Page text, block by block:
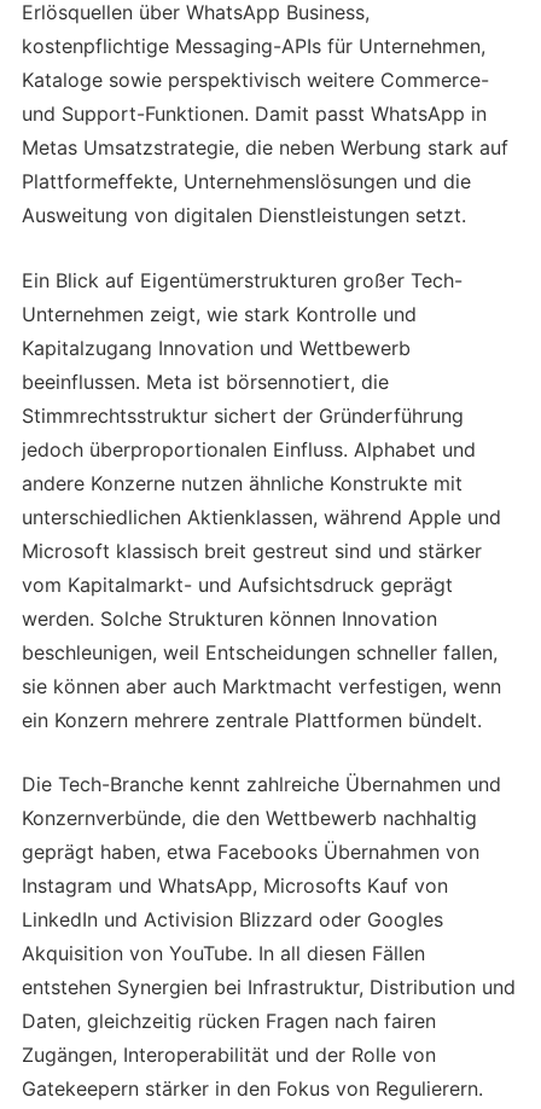
Erlösquellen über WhatsApp Business,
kostenpflichtige Messaging-APIs für Unternehmen,
Kataloge sowie perspektivisch weitere Commerce-
und Support-Funktionen. Damit passt WhatsApp in
Metas Umsatzstrategie, die neben Werbung stark auf
Plattformeffekte, Unternehmenslösungen und die
Ausweitung von digitalen Dienstleistungen setzt.
Ein Blick auf Eigentümerstrukturen großer Tech-
Unternehmen zeigt, wie stark Kontrolle und
Kapitalzugang Innovation und Wettbewerb
beeinflussen. Meta ist börsennotiert, die
Stimmrechtsstruktur sichert der Gründerführung
jedoch überproportionalen Einfluss. Alphabet und
andere Konzerne nutzen ähnliche Konstrukte mit
unterschiedlichen Aktienklassen, während Apple und
Microsoft klassisch breit gestreut sind und stärker
vom Kapitalmarkt- und Aufsichtsdruck geprägt
werden. Solche Strukturen können Innovation
beschleunigen, weil Entscheidungen schneller fallen,
sie können aber auch Marktmacht verfestigen, wenn
ein Konzern mehrere zentrale Plattformen bündelt.
Die Tech-Branche kennt zahlreiche Übernahmen und
Konzernverbünde, die den Wettbewerb nachhaltig
geprägt haben, etwa Facebooks Übernahmen von
Instagram und WhatsApp, Microsofts Kauf von
LinkedIn und Activision Blizzard oder Googles
Akquisition von YouTube. In all diesen Fällen
entstehen Synergien bei Infrastruktur, Distribution und
Daten, gleichzeitig rücken Fragen nach fairen
Zugängen, Interoperabilität und der Rolle von
Gatekeepern stärker in den Fokus von Regulierern.